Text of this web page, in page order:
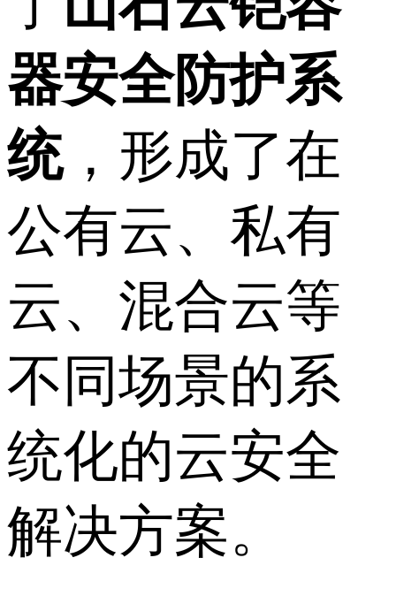
器安全防护系
统，形成了在
公有云、私有
云、混合云等
不同场景的系
统化的云安全
解决方案。